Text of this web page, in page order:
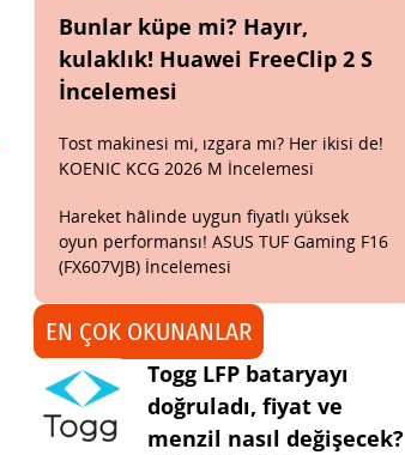
Bunlar küpe mi? Hayır,
kulaklık! Huawei FreeClip 2 S
İncelemesi
Tost makinesi mi, ızgara mı? Her ikisi de!
KOENIC KCG 2026 M İncelemesi
Hareket hâlinde uygun fiyatlı yüksek
oyun performansı! ASUS TUF Gaming F16
(FX607VJB) İncelemesi
EN ÇOK OKUNANLAR
Togg LFP bataryayı
doğruladı, fiyat ve
menzil nasıl değişecek?